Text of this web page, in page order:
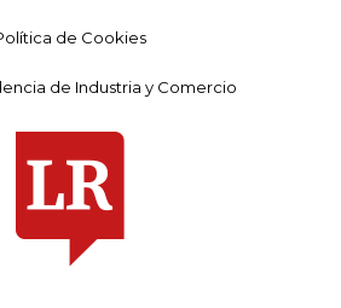
de Cookies
de Industria y Comercio